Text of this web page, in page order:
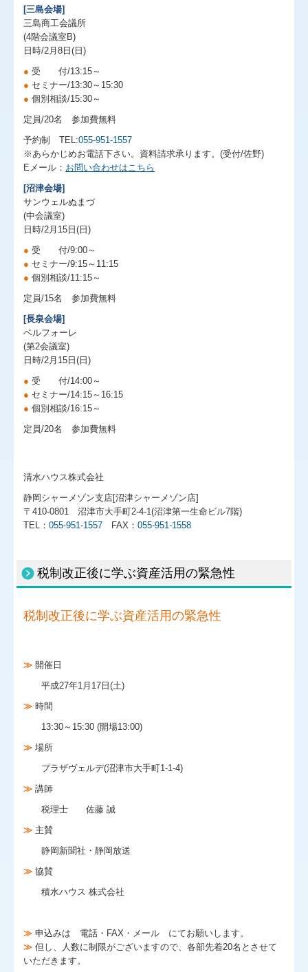
[三島会場]
三島商工会議所
(4階会議室B)
日時/2月8日(日)
●受 付/13:15～
● セミナー/13:30～15:30
●個別相談/15:30～
定員/20名 参加費無料
予約制 TEL:055-951-1557
※あらかじめお電話下さい。資料請求承ります。(受付/佐野)
Eメール： お問い合わせはこちら
[沼津会場]
サンウェルぬまづ
(中会議室)
日時/2月15日(日)
● 受 付/9:00～
● セミナー/9:15～11:15
●個別相談/11:15～
定員/15名 参加費無料
[長泉会場]
ベルフォーレ
(第2会議室)
日時/2月15日(日)
● 受 付/14:00～
● セミナー/14:15～16:15
● 個別相談/16:15～
定員/20名 参加費無料
清水ハウス株式会社
静岡シャーメゾン支店[沼津シャーメゾン店]
〒410-0801 沼津市大手町2-4-1(沼津第一生命ビル7階)
TEL：055-951-1557 FAX：055-951-1558
税制改正後に学ぶ資産活用の緊急性
税制改正後に学ぶ資産活用の緊急性
≫ 開催日
平成27年1月17日(土)
≫ 時間
13:30～15:30 (開場13:00)
≫ 場所
プラザヴェルデ(沼津市大手町1-1-4)
≫ 講師
税理士 佐藤 誠
≫ 主賛
静岡新聞社・静岡放送
≫ 協賛
積水ハウス 株式会社
≫ 申込みは 電話・FAX・メール にてお願いします。
≫ 但し、人数に制限がございますので、各部先着20名とさせて
いただきます。